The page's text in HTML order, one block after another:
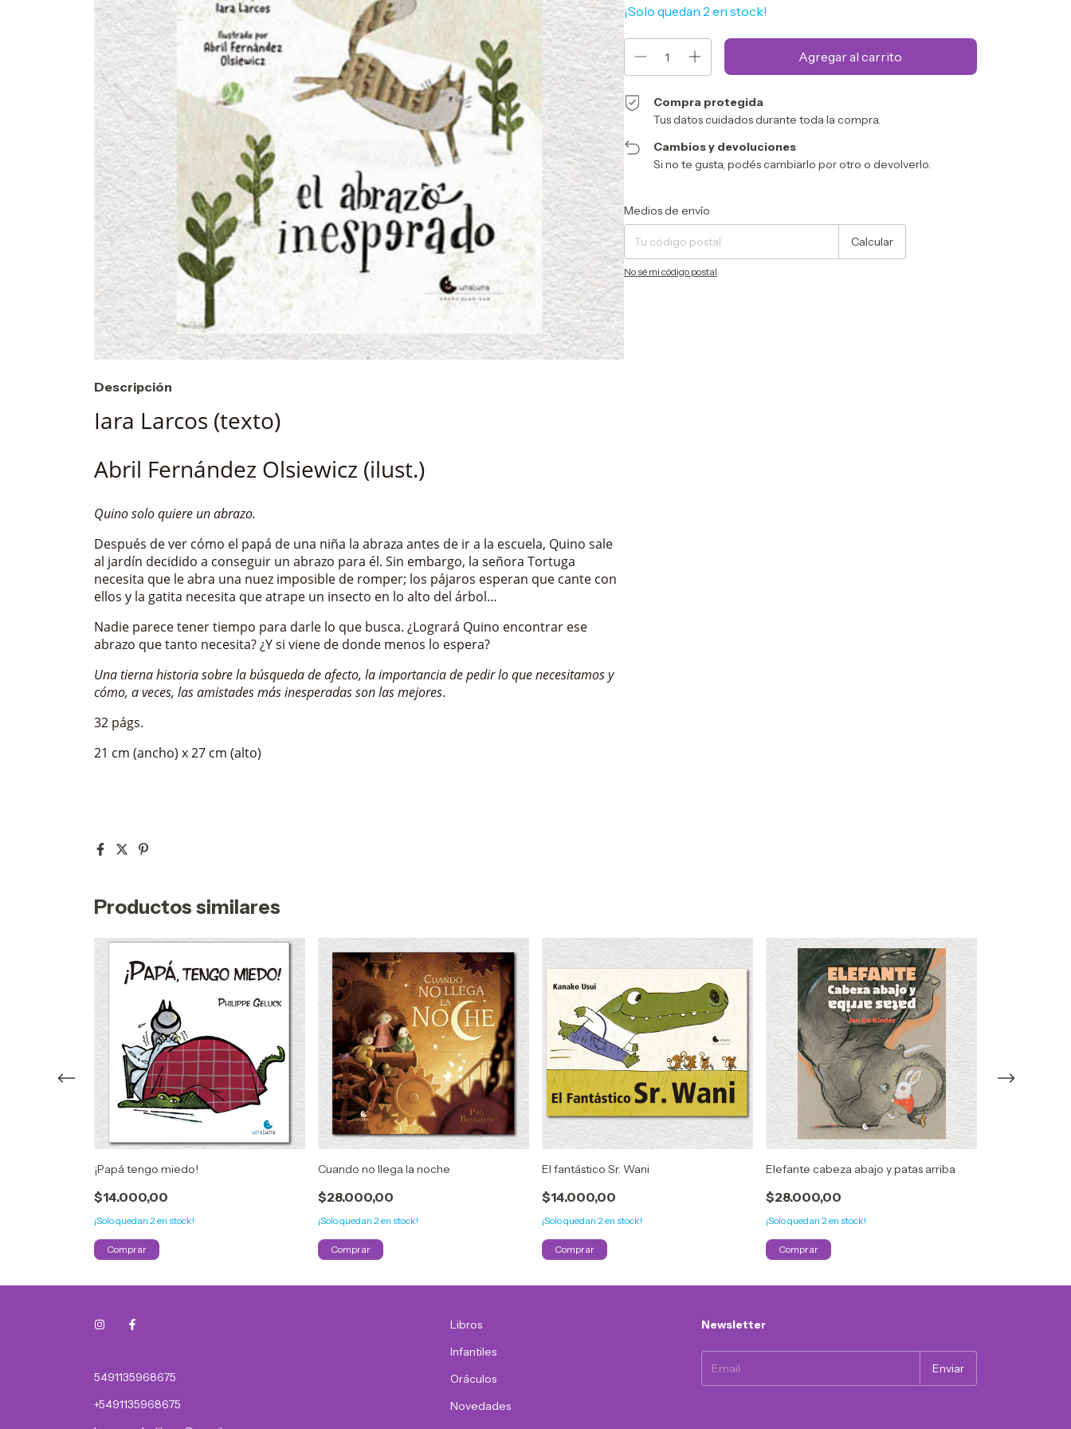
¡Solo quedan 2 en stock!
Compra protegida
Tus datos cuidados durante toda la compra.
Cambios y devoluciones
Si no te gusta, podés cambiarlo por otro o devolverlo.
Entregas para el CP:
Medios de envío
Calcular
No sé mi código postal
Descripción
Iara Larcos (texto)
Abril Fernández Olsiewicz (ilust.)
Quino solo quiere un abrazo.
Después de ver cómo el papá de una niña la abraza antes de ir a la escuela, Quino sale
al jardín decidido a conseguir un abrazo para él. Sin embargo, la señora Tortuga
necesita que le abra una nuez imposible de romper; los pájaros esperan que cante con
ellos y la gatita necesita que atrape un insecto en lo alto del árbol…
Nadie parece tener tiempo para darle lo que busca. ¿Logrará Quino encontrar ese
abrazo que tanto necesita? ¿Y si viene de donde menos lo espera?
Una tierna historia sobre la búsqueda de afecto, la importancia de pedir lo que necesitamos y
cómo, a veces, las amistades más inesperadas son las mejores.
32 págs.
21 cm (ancho) x 27 cm (alto)
Productos similares
¡Papá tengo miedo!
$14.000,00
¡Solo quedan 2en stock!
Cuando no llega la noche
$28.000,00
¡Solo quedan 2en stock!
El fantástico Sr. Wani
$14.000,00
¡Solo quedan 2en stock!
Elefante cabeza abajo y patas arriba
$28.000,00
¡Solo quedan 2en stock!
5491135968675
+5491135968675
Libros
Infantiles
Oráculos
Novedades
Newsletter